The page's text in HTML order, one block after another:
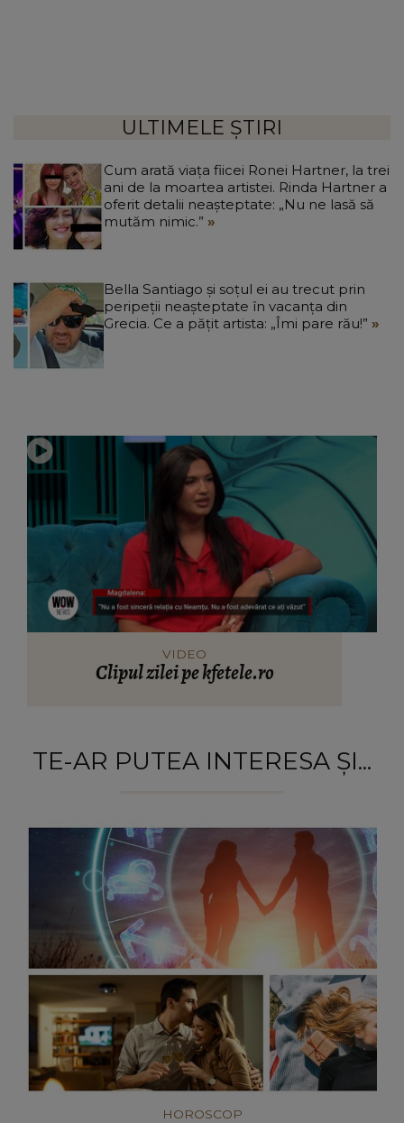
ULTIMELE ȘTIRI
Cum arată viața fiicei Ronei Hartner, la trei
ani de la moartea artistei. Rinda Hartner a
oferit detalii neașteptate: „Nu ne lasă să
mutăm nimic.”
Bella Santiago și soțul ei au trecut prin
peripeții neașteptate în vacanța din
Grecia. Ce a pățit artista: „Îmi pare rău!”
VIDEO
Clipul zilei pe kfetele.ro
TE-AR PUTEA INTERESA ȘI...
HOROSCOP